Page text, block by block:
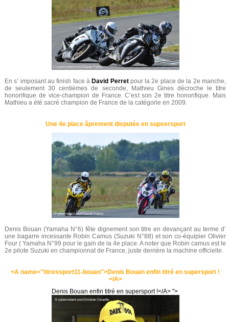
En s’ imposant au finish face à David Perretpour la 2e place de la 2e manche,
de seulement 30 centièmes de seconde, Mathieu Gines décroche le titre
honorifique de vice-champion de France. C’est son 2e titre honorifique. Mais
Mathieu a été sacré champion de France de la catégorie en 2009.
Une 4e place âprement disputée en supsersport
Denis Bouan (Yamaha N°6) fête dignement son titre en devançant au terme d’
une bagarre incessante Robin Camus (Suzuki N°88) et son co-équipier Olivier
Four ( Yamaha N°99 pour le gain de la 4e place. A noter que Robin camus est le
2e pilote Suzuki en championnat de France, juste derrière la machine officielle.
<A name="titressport11-bouan">Denis Bouan enfin titré en supersport !
</A>
Denis Bouan enfin titré en supersport !</A> ">